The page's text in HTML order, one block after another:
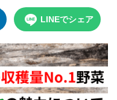
LINEでシェア